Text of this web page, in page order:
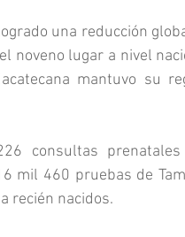
una reducción
noveno lugar a nivel
mantuvo su
consultas
mil 460 pruebas de
recién nacidos.